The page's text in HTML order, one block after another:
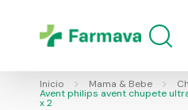
Inicio Mama & Bebe
Avent philips avent chupete
x 2